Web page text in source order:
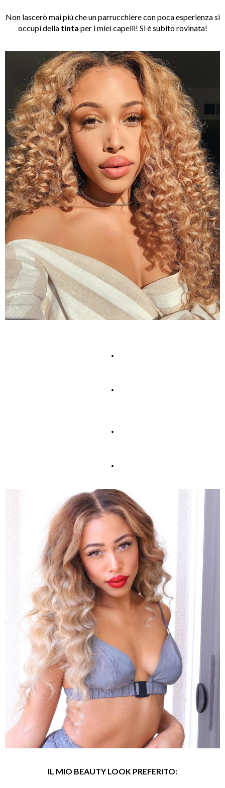
Non lascerò mai più che un parrucchiere con poca esperienza si
occupi della tinta per i miei capelli! Si è subito rovinata!
.
.
.
.
IL MIO BEAUTY LOOK PREFERITO: